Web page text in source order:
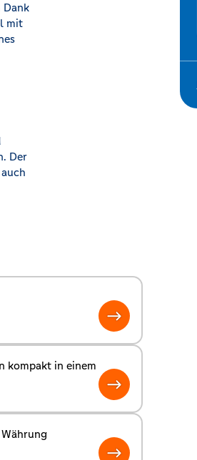
Dank
mit
Der
kompakt in einem